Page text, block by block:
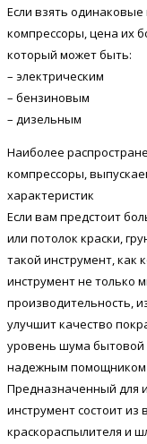
Если взять
компрессоры, цена их
который может быть:
– электрическим
– бензиновым
– дизельным
Наиболее
компрессоры,
характеристик
Если вам предстоит
или потолок краски,
такой инструмент, как
инструмент не только
производительность,
улучшит качество
уровень шума бытовой
надежным помощником
Предназначенный для
инструмент состоит
краскораспылителя и